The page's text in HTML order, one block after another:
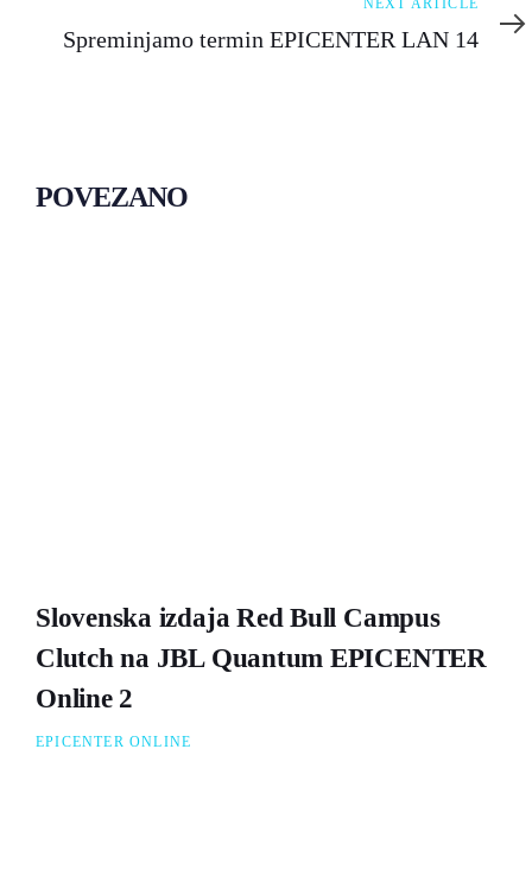
Article
NEXT ARTICLE
Spreminjamo termin EPICENTER LAN 14
POVEZANO
Slovenska izdaja Red Bull Campus
Clutch na JBL Quantum EPICENTER
Online 2
EPICENTER ONLINE